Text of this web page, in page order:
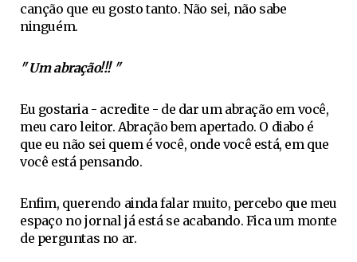
canção que eu gosto tanto. Não sei, não sabe
ninguém.
" Um abração!!! "
Eu gostaria - acredite - de dar um abração em você,
meu caro leitor. Abração bem apertado. O diabo é
que eu não sei quem é você, onde você está, em que
você está pensando.
Enfim, querendo ainda falar muito, percebo que meu
espaço no jornal já está se acabando. Fica um monte
de perguntas no ar.